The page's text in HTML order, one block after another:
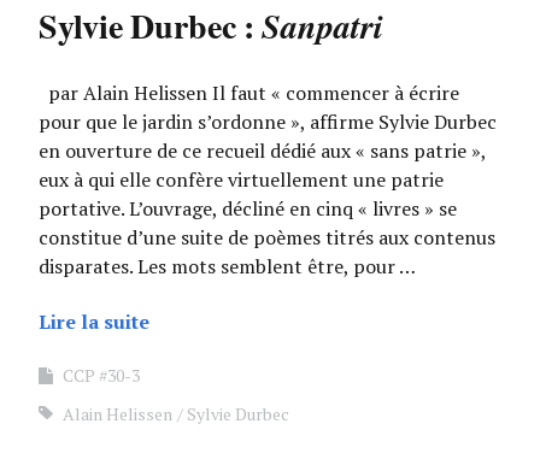
Sylvie Durbec : Sanpatri
par Alain Helissen Il faut « commencer à écrire
pour que le jardin s’ordonne », affirme Sylvie Durbec
en ouverture de ce recueil dédié aux « sans patrie »,
eux à qui elle confère virtuellement une patrie
portative. L’ouvrage, décliné en cinq « livres » se
constitue d’une suite de poèmes titrés aux contenus
disparates. Les mots semblent être, pour …
Lire la suite
CCP #30-3
Alain Helissen
Sylvie Durbec